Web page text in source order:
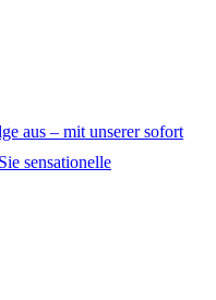
aus – mit unserer sofort
sensationelle